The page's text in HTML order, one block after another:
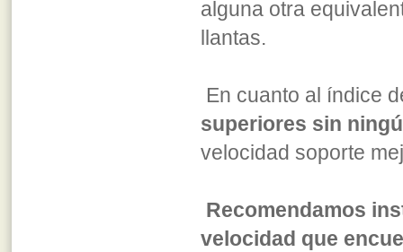
alguna otra
llantas.
En cuanto al índice
superiores sin
velocidad soporte
Recomendamos
velocidad que